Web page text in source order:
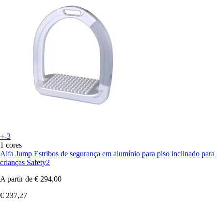
+-3
1 cores
Alfa Jump Estribos de segurança em alumínio para piso inclinado para
crianças Safety2
A partir de € 294,00
€ 237,27